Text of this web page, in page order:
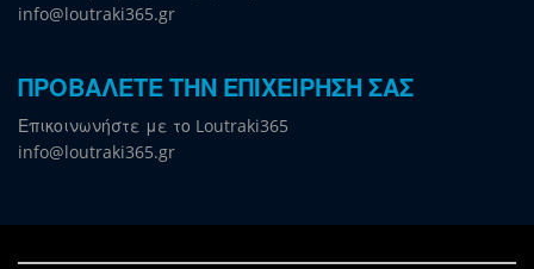
info@loutraki365.gr
ΠΡΟΒΑΛΕΤΕ ΤΗΝ ΕΠΙΧΕΙΡΗΣΗ ΣΑΣ
Επικοινωνήστε με το Loutraki365
info@loutraki365.gr